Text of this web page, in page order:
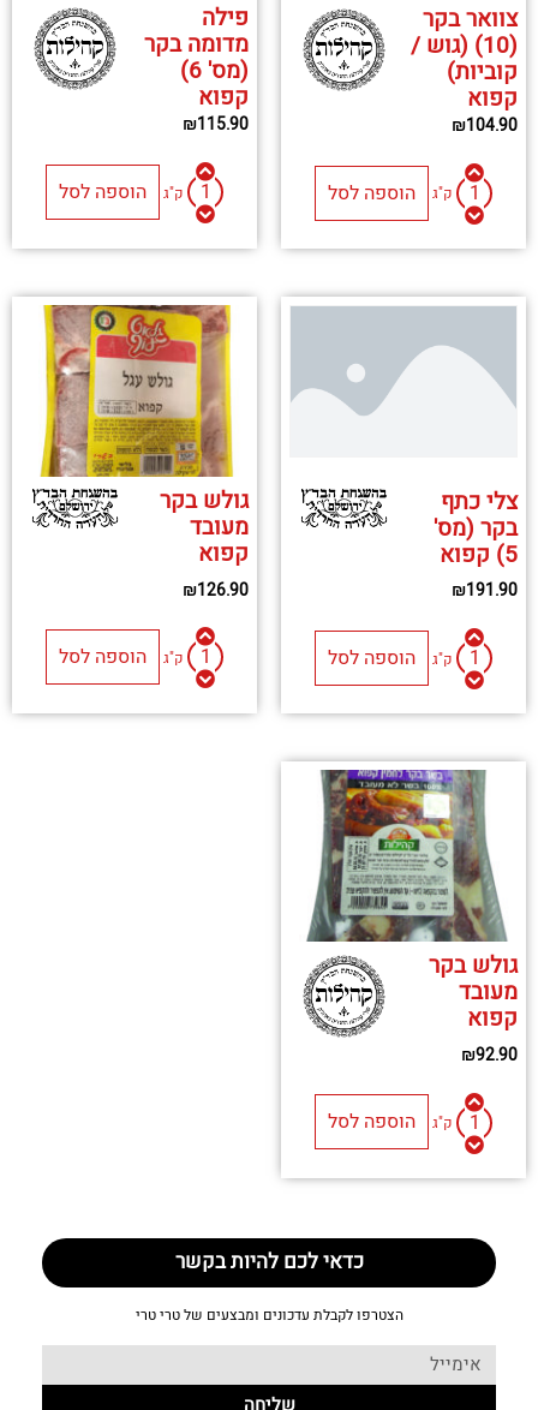
צוואר בקר
(10) (גוש /
קוביות)
קפוא
₪104.90
ק"ג הוספה לסל
פילה
מדומה בקר
(מס' 6)
קפוא
₪115.90
ק"ג הוספה לסל
צלי כתף
בקר (מס'
5) קפוא
₪191.90
ק"ג הוספה לסל
גולש בקר
מעובד
קפוא
₪126.90
ק"ג הוספה לסל
גולש בקר
מעובד
קפוא
₪92.90
ק"ג הוספה לסל
כדאי לכם להיות בקשר
הצטרפו לקבלת עדכונים ומבצעים של טרי טרי